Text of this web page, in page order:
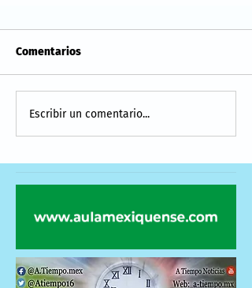
Comentarios
Escribir un comentario...